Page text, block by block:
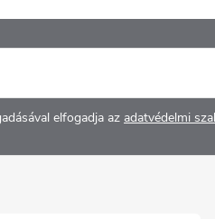
elfogadja az adatvédelmi